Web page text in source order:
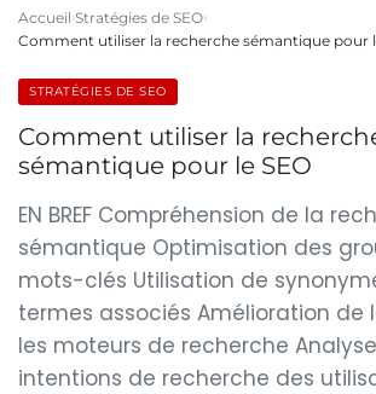
Accueil Stratégies de SEO
Comment utiliser la recherche sémantique pour
STRATÉGIES DE SEO
Comment utiliser la
sémantique pour le SEO
EN BREF Compréhension de la
sémantique Optimisation des
mots-clés Utilisation de
termes associés Amélioration de
les moteurs de recherche
intentions de recherche des